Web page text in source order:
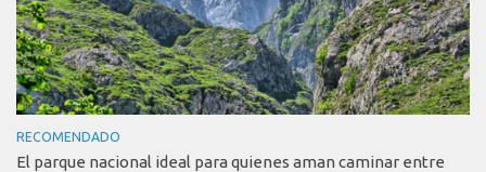
RECOMENDADO
El parque nacional ideal para quienes aman caminar entre